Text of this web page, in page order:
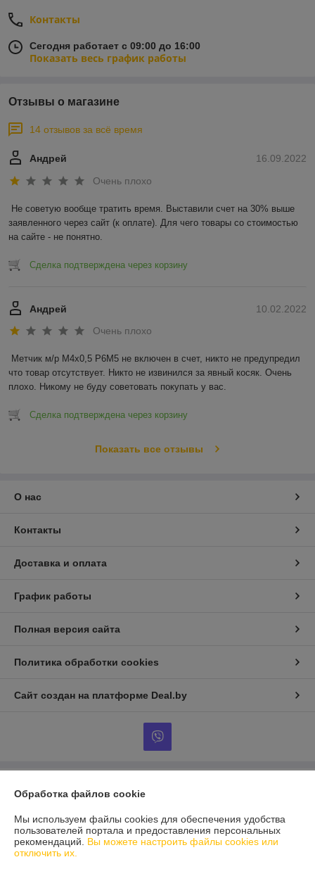
Контакты
Сегодня работает с 09:00 до 16:00
Показать весь график работы
Отзывы о магазине
14 отзывов за всё время
16.09.2022
Андрей
Очень плохо
Не советую вообще тратить время. Выставили счет на 30% выше
заявленного через сайт (к оплате). Для чего товары со стоимостью
на сайте - не понятно.
Сделка подтверждена через корзину
10.02.2022
Андрей
Очень плохо
Метчик м/р М4х0,5 Р6М5 не включен в счет, никто не предупредил
что товар отсутствует. Никто не извинился за явный косяк. Очень
плохо. Никому не буду советовать покупать у вас.
Сделка подтверждена через корзину
Показать все отзывы
О нас
Контакты
Доставка и оплата
График работы
Полная версия сайта
Политика обработки cookies
Сайт создан на платформе Deal.by
Информация для покупателя
220015, г. Минск, ул. Одоевского, 115а, пом. 238
Регистрационный номер ЕГР: 191543312
Обработка файлов cookie
Мы используем файлы cookies для обеспечения удобства
пользователей портала и предоставления персональных
рекомендаций. Вы можете настроить файлы cookies или
отключить их.